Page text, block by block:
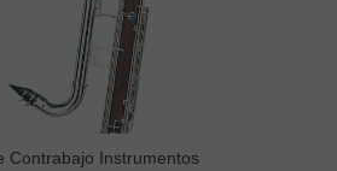
Contrabajo Instrumentos